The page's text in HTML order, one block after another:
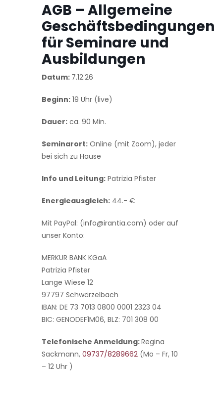
AGB – Allgemeine
Geschäftsbedingungen
für Seminare und
Ausbildungen
Datum: 7.12.26
Beginn: 19 Uhr (live)
Dauer: ca. 90 Min.
Seminarort: Online (mit Zoom), jeder
bei sich zu Hause
Info und Leitung: Patrizia Pfister
Energieausgleich: 44.- €
Mit PayPal: (info@irantia.com) oder auf
unser Konto:
MERKUR BANK KGaA
Patrizia Pfister
Lange Wiese 12
97797 Schwärzelbach
IBAN: DE 73 7013 0800 0001 2323 04
BIC: GENODEF1M06, BLZ: 701 308 00
Telefonische Anmeldung:Regina
Sackmann, 09737/8289662 (Mo – Fr, 10
– 12 Uhr )